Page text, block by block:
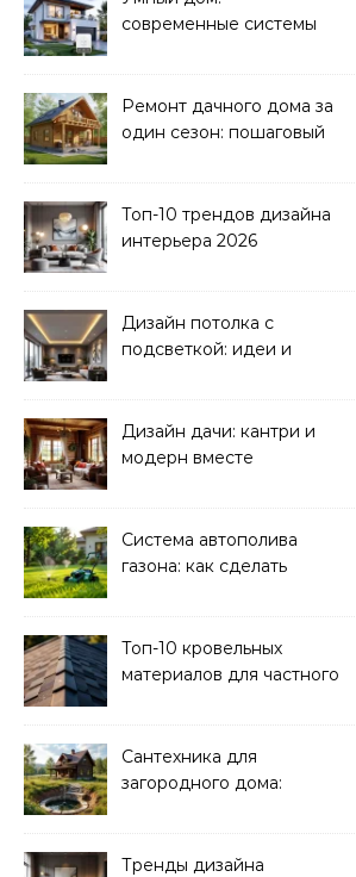
современные системы
Ремонт дачного дома за
один сезон: пошаговый
Топ-10 трендов дизайна
интерьера 2026
Дизайн потолка с
подсветкой: идеи и
Дизайн дачи: кантри и
модерн вместе
Система автополива
газона: как сделать
Топ-10 кровельных
материалов для частного
Сантехника для
загородного дома:
Тренды дизайна